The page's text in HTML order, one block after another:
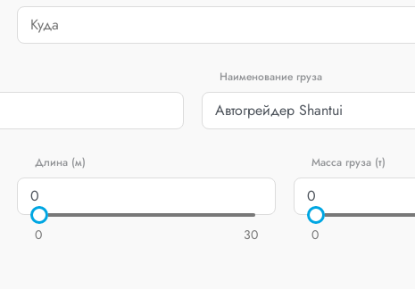
Наименование груза
Длина (м)
0 30
Масса груза (т)
0